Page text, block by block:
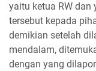
yaitu ketua RW dan
tersebut kepada
demikian setelah
mendalam,
dengan yang